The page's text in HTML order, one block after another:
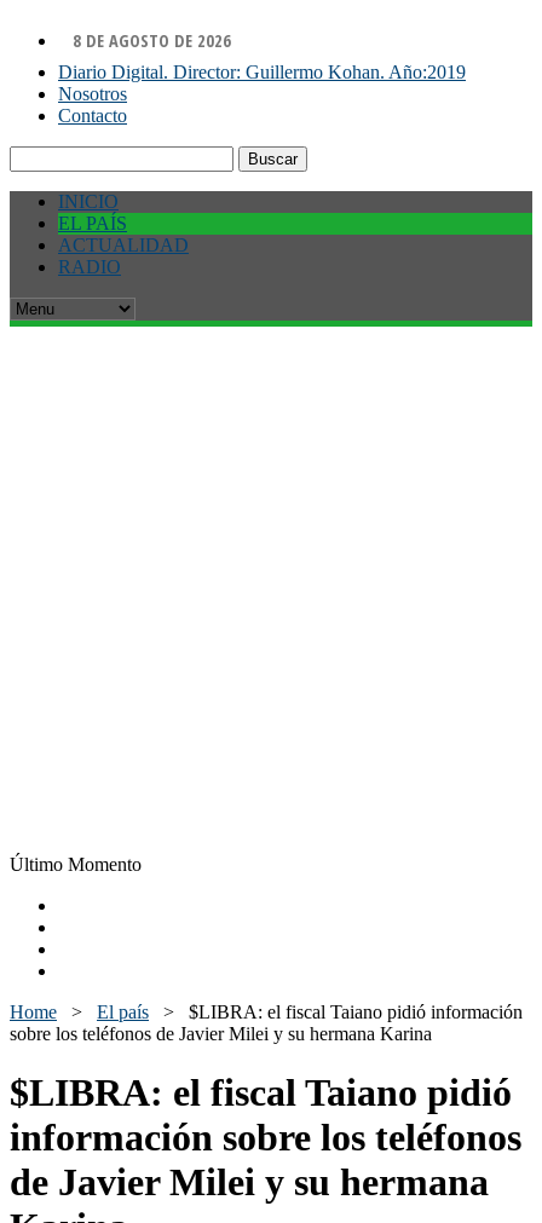
8 DE AGOSTO DE 2026
Diario Digital. Director: Guillermo Kohan. Año:2019
Nosotros
Contacto
INICIO
EL PAÍS
ACTUALIDAD
RADIO
Último Momento
Home > El país > $LIBRA: el fiscal Taiano pidió información
sobre los teléfonos de Javier Milei y su hermana Karina
$LIBRA: el fiscal Taiano pidió
información sobre los teléfonos
de Javier Milei y su hermana